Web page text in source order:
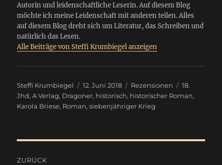
Autorin und leidenschaftliche Leserin. Auf diesem Blog
möchte ich meine Leidenschaft mit anderen teilen. Alles
auf diesem Blog dreht sich um Literatur, das Schreiben und
natürlich das Lesen.
Alle Beiträge von Steffi Krumbiegel anzeigen
Autor
Steffi Krumbiegel
Veröffentlicht
am
12. Juni 2018 Kategorien
Rezensionen
18.
Jhd,A Verlag, Dragoner, historisch, historischer Roman,
Karola Briese, Roman,siebenjähriger Krieg
ZURÜCK